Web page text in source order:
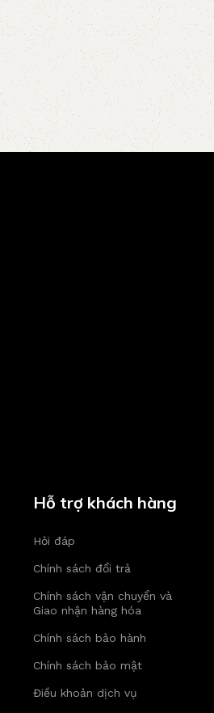
Hỗ trợ khách hàng
Hỏi đáp
Chính sách đổi trả
Chính sách vận chuyển và
Giao nhận hàng hóa
Chính sách bảo hành
Chính sách bảo mật
Điều khoản dịch vụ